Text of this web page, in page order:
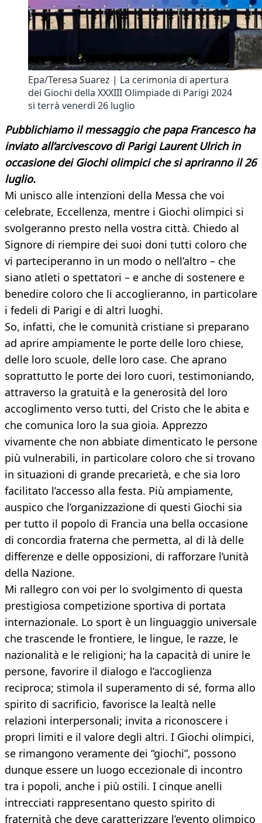
Epa/Teresa Suarez | La cerimonia di apertura
dei Giochi della XXXIII Olimpiade di Parigi 2024
si terrà venerdì 26 luglio
Pubblichiamo il messaggio che papa Francesco ha
inviato all’arcivescovo di Parigi Laurent Ulrich in
occasione dei Giochi olimpici che si apriranno il 26
luglio.
Mi unisco alle intenzioni della Messa che voi
celebrate, Eccellenza, mentre i Giochi olimpici si
svolgeranno presto nella vostra città. Chiedo al
Signore di riempire dei suoi doni tutti coloro che
vi parteciperanno in un modo o nell’altro – che
siano atleti o spettatori – e anche di sostenere e
benedire coloro che li accoglieranno, in particolare
i fedeli di Parigi e di altri luoghi.
So, infatti, che le comunità cristiane si preparano
ad aprire ampiamente le porte delle loro chiese,
delle loro scuole, delle loro case. Che aprano
soprattutto le porte dei loro cuori, testimoniando,
attraverso la gratuità e la generosità del loro
accoglimento verso tutti, del Cristo che le abita e
che comunica loro la sua gioia. Apprezzo
vivamente che non abbiate dimenticato le persone
più vulnerabili, in particolare coloro che si trovano
in situazioni di grande precarietà, e che sia loro
facilitato l’accesso alla festa. Più ampiamente,
auspico che l’organizzazione di questi Giochi sia
per tutto il popolo di Francia una bella occasione
di concordia fraterna che permetta, al di là delle
differenze e delle opposizioni, di rafforzare l’unità
della Nazione.
Mi rallegro con voi per lo svolgimento di questa
prestigiosa competizione sportiva di portata
internazionale. Lo sport è un linguaggio universale
che trascende le frontiere, le lingue, le razze, le
nazionalità e le religioni; ha la capacità di unire le
persone, favorire il dialogo e l’accoglienza
reciproca; stimola il superamento di sé, forma allo
spirito di sacrificio, favorisce la lealtà nelle
relazioni interpersonali; invita a riconoscere i
propri limiti e il valore degli altri. I Giochi olimpici,
se rimangono veramente dei “giochi”, possono
dunque essere un luogo eccezionale di incontro
tra i popoli, anche i più ostili. I cinque anelli
intrecciati rappresentano questo spirito di
fraternità che deve caratterizzare l’evento olimpico